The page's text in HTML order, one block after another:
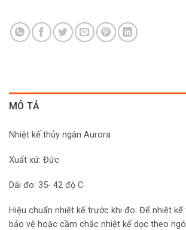
MÔ TẢ
Nhiệt kế thủy ngân Aurora
Xuất xứ: Đức
Dải đo: 35- 42 độ C
Hiệu chuẩn nhiệt kế trước khi đo: Để nhiệt
bảo vệ hoặc cầm chắc nhiệt kế dọc theo